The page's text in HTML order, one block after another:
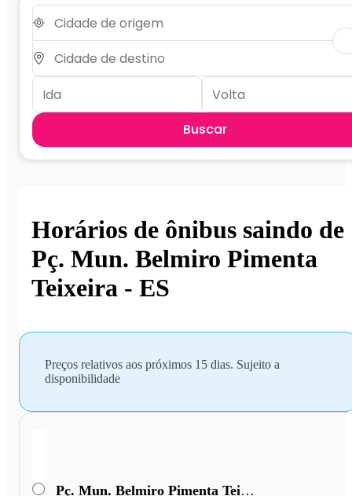
Buscar
Horários de ônibus saindo de
Pç. Mun. Belmiro Pimenta
Teixeira - ES
Preços relativos aos próximos 15 dias. Sujeito a
disponibilidade
Pç. Mun. Belmiro Pimenta Teixeira